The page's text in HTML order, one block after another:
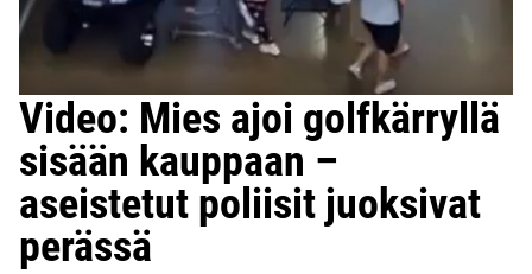
Video: Mies ajoi golfkärryllä
sisään kauppaan –
aseistetut poliisit juoksivat
perässä